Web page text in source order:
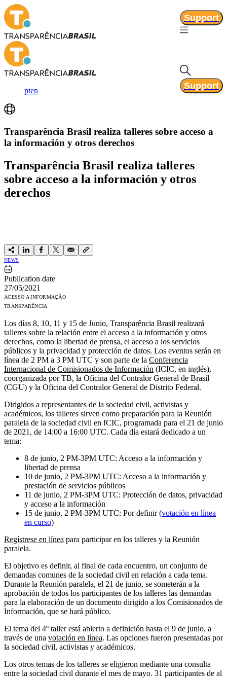
Support
pten Support
Transparência Brasil realiza talleres sobre acceso a
la información y otros derechos
Transparência Brasil realiza talleres
sobre acceso a la información y otros
derechos
NEWS
Publication date
27/05/2021
ACESSO A INFORMAÇÃO
TRANSPARÊNCIA
Los días 8, 10, 11 y 15 de Junio, Transparência Brasil realizará
talleres sobre la relación entre el acceso a la información y otros
derechos, como la libertad de prensa, el acceso a los servicios
públicos y la privacidad y protección de datos. Los eventos serán en
línea de 2 PM a 3 PM UTC y son parte de la Conferencia
Internacional de Comisionados de Información (ICIC, en inglés),
coorganizada por TB, la Oficina del Contralor General de Brasil
(CGU) y la Oficina del Contralor General de Distrito Federal.
Dirigidos a representantes de la sociedad civil, activistas y
académicos, los talleres sirven como preparación para la Reunión
paralela de la sociedad civil en ICIC, programada para el 21 de junio
de 2021, de 14:00 a 16:00 UTC. Cada día estará dedicado a un
tema:
8 de junio, 2 PM-3PM UTC: Acceso a la información y
libertad de prensa
10 de junio, 2 PM-3PM UTC: Acceso a la información y
prestación de servicios públicos
11 de junio, 2 PM-3PM UTC: Protección de datos, privacidad
y acceso a la información
15 de junio, 2 PM-3PM UTC: Por definir (votación en línea
en curso)
Regístrese en línea para participar en los talleres y la Reunión
paralela.
El objetivo es definir, al final de cada encuentro, un conjunto de
demandas comunes de la sociedad civil en relación a cada tema.
Durante la Reunión paralela, el 21 de junio, se someterán a la
aprobación de todos los participantes de los talleres las demandas
para la elaboración de un documento dirigido a los Comisionados de
Información, que se hará público.
El tema del 4º taller está abierto a definición hasta el 9 de junio, a
través de una votación en línea. Las opciones fueron presentadas por
la sociedad civil, activistas y académicos.
Los otros temas de los talleres se eligieron mediante una consulta
entre la sociedad civil durante el mes de mayo. 31 participantes de al